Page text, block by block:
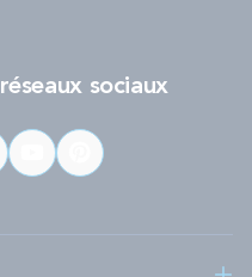
réseaux sociaux